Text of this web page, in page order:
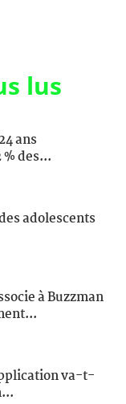
lus
ans
des...
adolescents
à Buzzman
va-t-